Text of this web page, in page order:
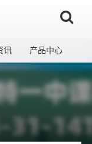
讯 产品中心